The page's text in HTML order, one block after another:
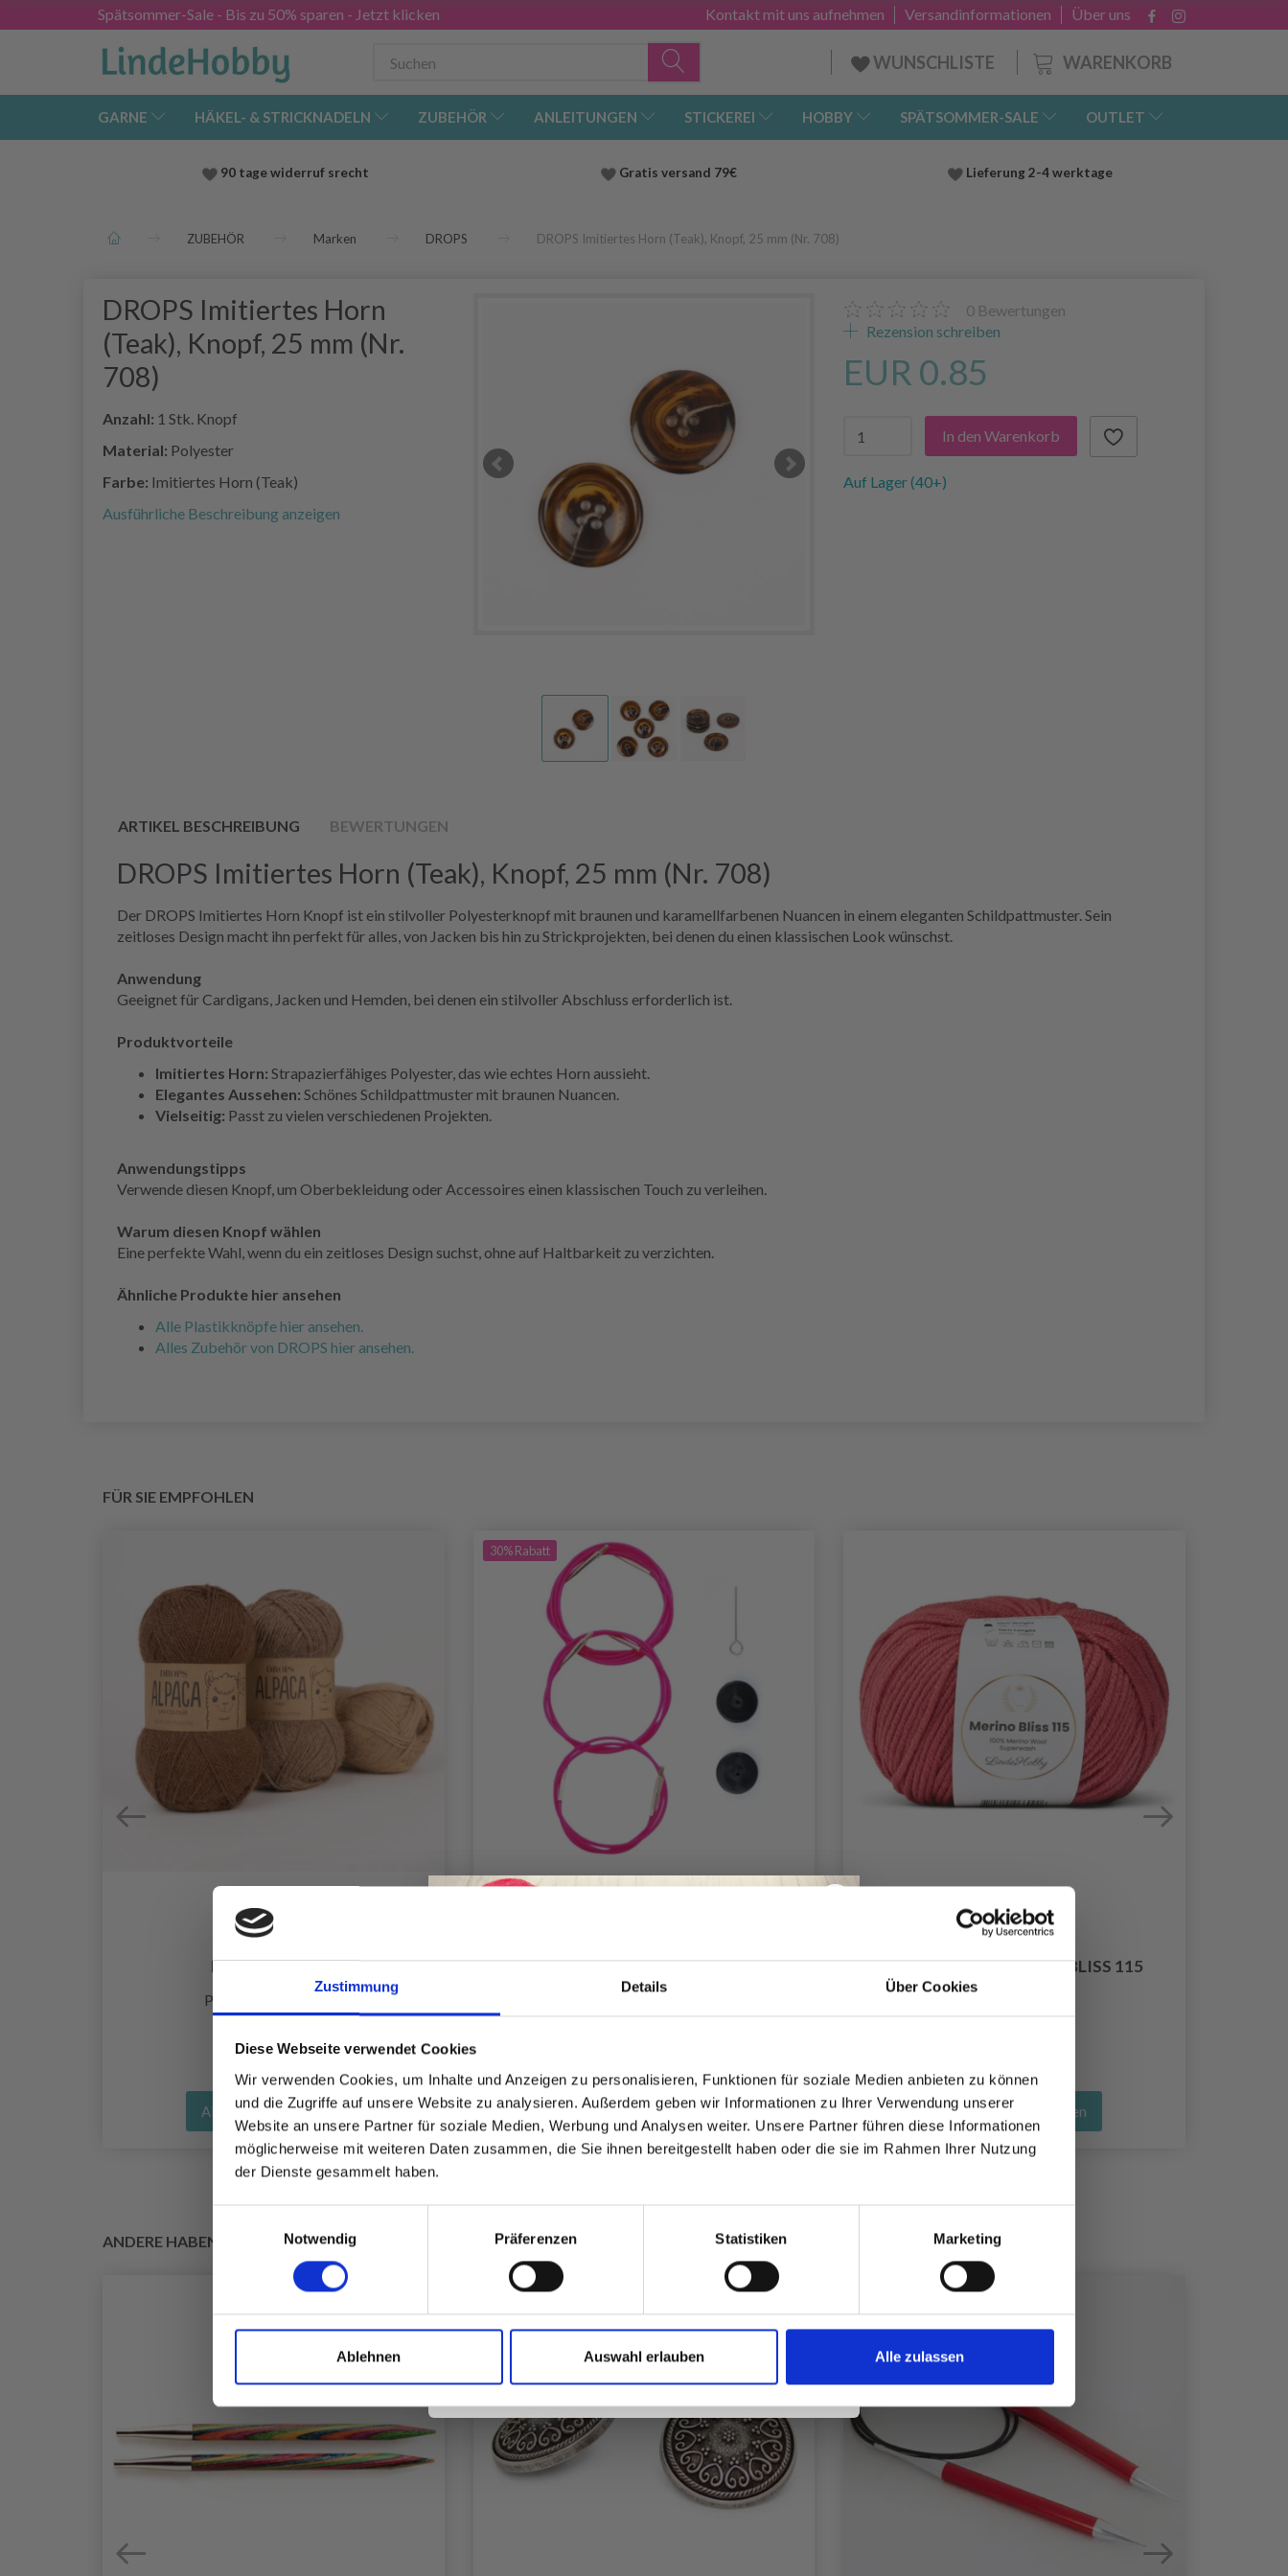
Zustimmung Details Über Cookies
Diese Webseite verwendet Cookies
Wir verwenden Cookies, um Inhalte und Anzeigen zu personalisieren, Funktionen für soziale Medien anbieten zu können
und die Zugriffe auf unsere Website zu analysieren. Außerdem geben wir Informationen zu Ihrer Verwendung unserer
Website an unsere Partner für soziale Medien, Werbung und Analysen weiter. Unsere Partner führen diese Informationen
möglicherweise mit weiteren Daten zusammen, die Sie ihnen bereitgestellt haben oder die sie im Rahmen Ihrer Nutzung
der Dienste gesammelt haben.
Notwendig
Präferenzen Statistiken Marketing
Ablehnen Auswahl erlauben Alle zulassen
Spätsommer-Sale - Bis zu 50% sparen - Jetzt klicken Über uns
Versandinformationen
Kontakt mit uns aufnehmen
WARENKORB
WUNSCHLISTE
GARNE HÄKEL- & STRICKNADELN ZUBEHÖR ANLEITUNGEN STICKEREI HOBBY SPÄTSOMMER-SALE OUTLET
90 tage widerruf srecht Gratis versand 79€ Lieferung 2-4 werktage
ZUBEHÖR Marken DROPS DROPS Imitiertes Horn (Teak), Knopf, 25 mm (Nr. 708)
DROPS Imitiertes Horn
(Teak), Knopf, 25 mm (Nr.
708)
Anzahl: 1 Stk. Knopf
Material: Polyester
Farbe: Imitiertes Horn (Teak)
Ausführliche Beschreibung anzeigen
0 Bewertungen
Rezension schreiben
EUR 0.85
In den Warenkorb
Auf Lager (40+)
ARTIKEL BESCHREIBUNG BEWERTUNGEN
DROPS Imitiertes Horn (Teak), Knopf, 25 mm (Nr. 708)
Der DROPS Imitiertes Horn Knopf ist ein stilvoller Polyesterknopf mit braunen und karamellfarbenen Nuancen in einem eleganten Schildpattmuster. Sein
zeitloses Design macht ihn perfekt für alles, von Jacken bis hin zu Strickprojekten, bei denen du einen klassischen Look wünschst.
Anwendung
Geeignet für Cardigans, Jacken und Hemden, bei denen ein stilvoller Abschluss erforderlich ist.
Produktvorteile
Imitiertes Horn: Strapazierfähiges Polyester, das wie echtes Horn aussieht.
Elegantes Aussehen: Schönes Schildpattmuster mit braunen Nuancen.
Vielseitig: Passt zu vielen verschiedenen Projekten.
Anwendungstipps
Verwende diesen Knopf, um Oberbekleidung oder Accessoires einen klassischen Touch zu verleihen.
Warum diesen Knopf wählen
Eine perfekte Wahl, wenn du ein zeitloses Design suchst, ohne auf Haltbarkeit zu verzichten.
Ähnliche Produkte hier ansehen
Alle Plastikknöpfe hier ansehen.
Alles Zubehör von DROPS hier ansehen.
FÜR SIE EMPFOHLEN
DROPS ALPACA
Preis ab EUR 3.10
Alle Optionen ansehen
30%Rabatt
CM)
EUR 3.20 EUR 4.55
Alle Optionen ansehen
LINDEHOBBY MERINO BLISS 115
EUR 5.90
Alle Optionen ansehen
ANDERE HABEN SICH AUCH ANGESEHEN
Werde ein Teil unserer Garn-Community
und erhalte exklusiven Zugang zu
inspirierenden Strickmustern und
Nein, danke